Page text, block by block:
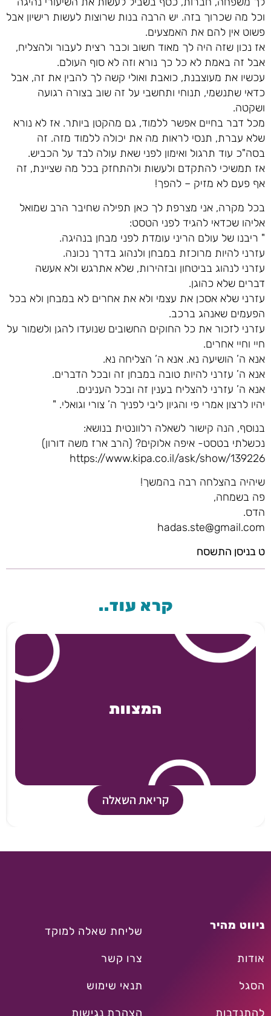
וכל מה שכרוך בזה. יש הרבה בנות שרוצות לעשות רישיון אבל
פשוט אין להם את האמצעים.
אז נכון שזה היה לך מאוד חשוב וכבר רצית לעבור ולהצליח,
אבל זה באמת לא כל כך נורא וזה לא סוף העולם.
עכשיו את מעוצבנת, כואבת ואולי קשה לך להבין את זה, אבל
כדאי שתנשמי, תנוחי ותחשבי על זה שוב בצורה רגועה
ושקטה.
מכל דבר בחיים אפשר ללמוד, גם מהקטן ביותר. אז לא נורא
שלא עברת, תנסי לראות מה את יכולה ללמוד מזה. זה
בסה"כ עוד תרגול ואימון לפני שאת עולה לבד על הכביש.
אז תמשיכי להתקדם ולעשות ולהתחזק בכל מה שציינת, זה
אף פעם לא מזיק – להפך!
בכל מקרה, אני מצרפת לך כאן תפילה שחיבר הרב שמואל
אליהו שכדאי להגיד לפני הטסט:
" ריבנו של עולם הריני עומדת לפני מבחן בנהיגה.
עזרני להיות מרוכזת במבחן ולנהוג בדרך נכונה.
עזרני לנהוג בביטחון ובזהירות, שלא אתרגש ולא אעשה
דברים שלא כהוגן.
עזרני שלא אסכן את עצמי ולא את אחרים לא במבחן ולא בכל
הפעמים שאנהג ברכב.
עזרני לזכור את כל החוקים החשובים שנועדו להגן ולשמור על
חיי וחיי אחרים.
אנא ה’ הושיעה נא. אנא ה’ הצליחה נא.
אנא ה’ עזרני להיות טובה במבחן זה ובכל הדברים.
אנא ה’ עזרני להצליח בענין זה ובכל הענינים.
יהיו לרצון אמרי פי והגיון ליבי לפניך ה’ צורי וגואלי. "
בנוסף, הנה קישור לשאלה רלוונטית בנושא:
נכשלתי בטסט- איפה אלוקים? (הרב ארז משה דורון)
https://www.kipa.co.il/ask/show/139226
שיהיה בהצלחה רבה בהמשך!
פה בשמחה,
הדס.
hadas.ste@gmail.com
ט בניסן התשסח
קרא עוד..
המצוות
קריאת השאלה
ניווט מהיר
אודות
הסגל
להתנדבות
שליחת שאלה למוקד
צרו קשר
תנאי שימוש
הצהרת נגישות